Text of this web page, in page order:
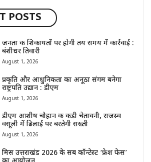
POSTS
जनता की शिकायतों पर होगी तय समय में कार्रवाई :
बंशीधर तिवारी
August 1, 2026
प्रकृति और आधुनिकता का अनूठा संगम बनेगा
राष्ट्रपति उद्यान : डीएम
August 1, 2026
डीएम आशीष चौहान की कड़ी चेतावनी, राजस्व
वसूली में ढिलाई पर बरतेगी सख्ती
August 1, 2026
मिस उत्तराखंड 2026 के सब कॉन्टेस्ट ‘फ्रेश फेस’